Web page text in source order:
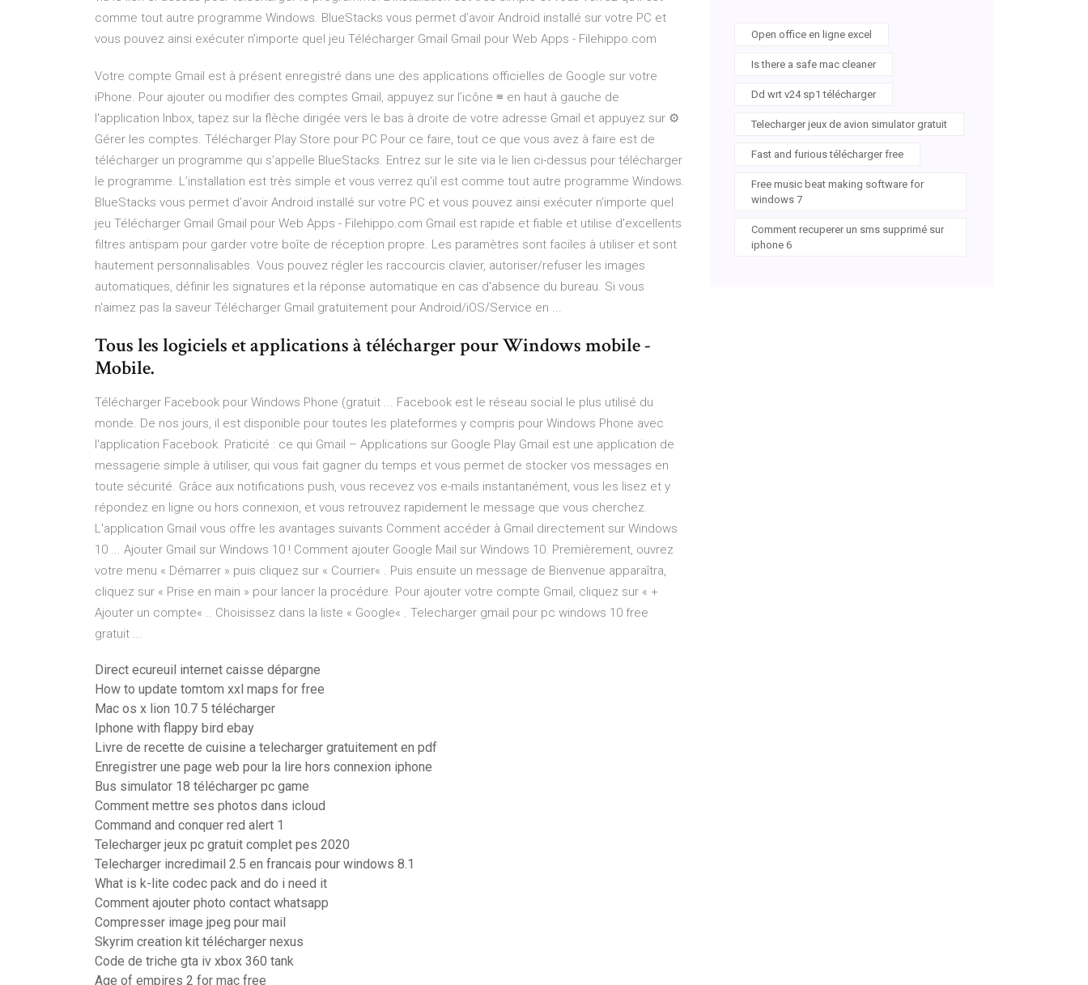
comme tout autre programme Windows. BlueStacks vous permet d’avoir Android installé sur votre PC et
vous pouvez ainsi exécuter n’importe quel jeu Télécharger Gmail Gmail pour Web Apps - Filehippo.com
Votre compte Gmail est à présent enregistré dans une des applications officielles de Google sur votre
iPhone. Pour ajouter ou modifier des comptes Gmail, appuyez sur l’icône ≡ en haut à gauche de
l'application Inbox, tapez sur la flèche dirigée vers le bas à droite de votre adresse Gmail et appuyez sur ⚙️
Gérer les comptes. Télécharger Play Store pour PC Pour ce faire, tout ce que vous avez à faire est de
télécharger un programme qui s’appelle BlueStacks. Entrez sur le site via le lien ci-dessus pour télécharger
le programme. L’installation est très simple et vous verrez qu’il est comme tout autre programme Windows.
BlueStacks vous permet d’avoir Android installé sur votre PC et vous pouvez ainsi exécuter n’importe quel
jeu Télécharger Gmail Gmail pour Web Apps - Filehippo.com Gmail est rapide et fiable et utilise d'excellents
filtres antispam pour garder votre boîte de réception propre. Les paramètres sont faciles à utiliser et sont
hautement personnalisables. Vous pouvez régler les raccourcis clavier, autoriser/refuser les images
automatiques, définir les signatures et la réponse automatique en cas d'absence du bureau. Si vous
n'aimez pas la saveur Télécharger Gmail gratuitement pour Android/iOS/Service en ...
Tous les logiciels et applications à télécharger pour Windows mobile -
Mobile.
Télécharger Facebook pour Windows Phone (gratuit ... Facebook est le réseau social le plus utilisé du
monde. De nos jours, il est disponible pour toutes les plateformes y compris pour Windows Phone avec
l'application Facebook. Praticité : ce qui Gmail – Applications sur Google Play Gmail est une application de
messagerie simple à utiliser, qui vous fait gagner du temps et vous permet de stocker vos messages en
toute sécurité. Grâce aux notifications push, vous recevez vos e-mails instantanément, vous les lisez et y
répondez en ligne ou hors connexion, et vous retrouvez rapidement le message que vous cherchez.
L'application Gmail vous offre les avantages suivants Comment accéder à Gmail directement sur Windows
10 ... Ajouter Gmail sur Windows 10 ! Comment ajouter Google Mail sur Windows 10. Premièrement, ouvrez
votre menu « Démarrer » puis cliquez sur « Courrier« . Puis ensuite un message de Bienvenue apparaîtra,
cliquez sur « Prise en main » pour lancer la procédure. Pour ajouter votre compte Gmail, cliquez sur « +
Ajouter un compte« .. Choisissez dans la liste « Google« . Telecharger gmail pour pc windows 10 free
gratuit ...
Direct ecureuil internet caisse dépargne
How to update tomtom xxl maps for free
Mac os x lion 10.7 5 télécharger
Iphone with flappy bird ebay
Livre de recette de cuisine a telecharger gratuitement en pdf
Enregistrer une page web pour la lire hors connexion iphone
Bus simulator 18 télécharger pc game
Comment mettre ses photos dans icloud
Command and conquer red alert 1
Telecharger jeux pc gratuit complet pes 2020
Telecharger incredimail 2.5 en francais pour windows 8.1
What is k-lite codec pack and do i need it
Comment ajouter photo contact whatsapp
Compresser image jpeg pour mail
Skyrim creation kit télécharger nexus
Code de triche gta iv xbox 360 tank
Age of empires 2 for mac free
Open office en ligne excel
Is there a safe mac cleaner
Dd wrt v24 sp1 télécharger
Telecharger jeux de avion simulator gratuit
Fast and furious télécharger free
Free music beat making software for
windows 7
Comment recuperer un sms supprimé sur
iphone 6